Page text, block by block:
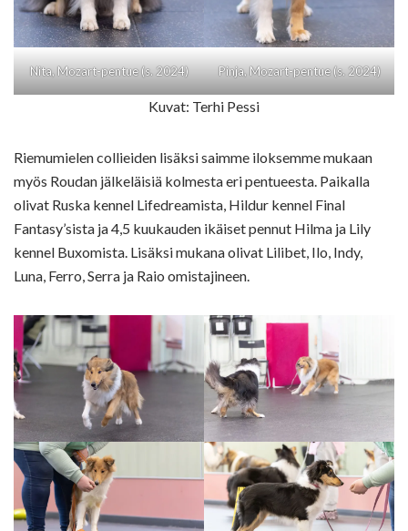
Nita, Mozart-pentue (s. 2024) Pinja, Mozart-pentue (s. 2024)
Kuvat: Terhi Pessi
Riemumielen collieiden lisäksi saimme iloksemme mukaan
myös Roudan jälkeläisiä kolmesta eri pentueesta. Paikalla
olivat Ruska kennel Lifedreamista, Hildur kennel Final
Fantasy’sista ja 4,5 kuukauden ikäiset pennut Hilma ja Lily
kennel Buxomista. Lisäksi mukana olivat Lilibet, Ilo, Indy,
Luna, Ferro, Serra ja Raio omistajineen.